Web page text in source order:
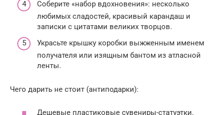
Соберите «набор вдохновения»: несколько
любимых сладостей, красивый карандаш и
записки с цитатами великих творцов.
Украсьте крышку коробки выжженным именем
получателя или изящным бантом из атласной
ленты.
Чего дарить не стоит (антиподарки):
Дешевые пластиковые сувениры-статуэтки.